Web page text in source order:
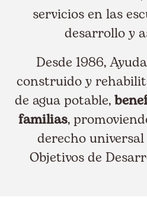
servicios en las
desarrollo y
Desde 1986,
construido y
de agua potable,
familias,
derecho
Objetivos de